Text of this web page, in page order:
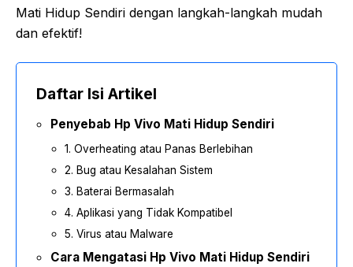
Mati Hidup Sendiri dengan langkah-langkah mudah
dan efektif!
Daftar Isi Artikel
Penyebab Hp Vivo Mati Hidup Sendiri
1. Overheating atau Panas Berlebihan
2. Bug atau Kesalahan Sistem
3. Baterai Bermasalah
4. Aplikasi yang Tidak Kompatibel
5. Virus atau Malware
Cara Mengatasi Hp Vivo Mati Hidup Sendiri